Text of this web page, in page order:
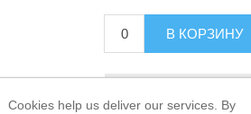
В КОРЗИНУ
Добавить в
Cookies help us deliver our services. By